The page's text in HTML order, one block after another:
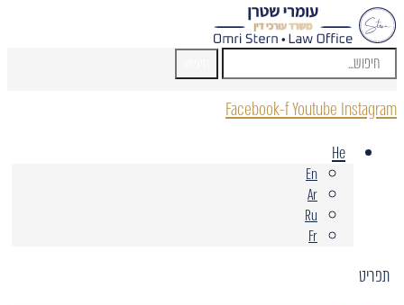
Facebook-fYoutube Instagram
He
En
Ar
Ru
Fr
תפריט